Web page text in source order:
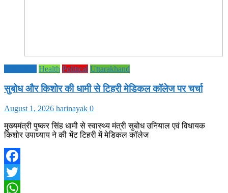
Health Political Uttarakhand
सुबोध और किशोर की धामी से टिहरी मेडिकल कॉलेज पर चर्चा
August 1, 2026 harinayak 0
मुख्यमंत्री पुष्कर सिंह धामी से स्वास्थ्य मंत्री सुबोध उनियाल एवं विधायक
किशोर उपाध्याय ने की भेंट टिहरी में मेडिकल कॉलेज
Facebook
Twitter